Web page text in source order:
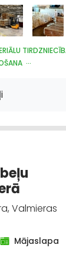
UN
Valmieras
Mājaslapa